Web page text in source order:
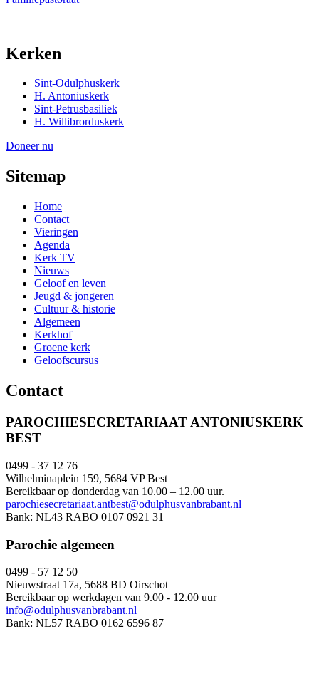
Kerken
Sint-Odulphuskerk
H. Antoniuskerk
Sint-Petrusbasiliek
H. Willibrorduskerk
Doneer nu
Sitemap
Home
Contact
Vieringen
Agenda
Kerk TV
Nieuws
Geloof en leven
Jeugd & jongeren
Cultuur & historie
Algemeen
Kerkhof
Groene kerk
Geloofscursus
Contact
PAROCHIESECRETARIAAT ANTONIUSKERK
BEST
0499 - 37 12 76
Wilhelminaplein 159, 5684 VP Best
Bereikbaar op donderdag van 10.00 – 12.00 uur.
parochiesecretariaat.antbest@odulphusvanbrabant.nl
Bank: NL43 RABO 0107 0921 31
Parochie algemeen
0499 - 57 12 50
Nieuwstraat 17a, 5688 BD Oirschot
Bereikbaar op werkdagen van 9.00 - 12.00 uur
info@odulphusvanbrabant.nl
Bank: NL57 RABO 0162 6596 87